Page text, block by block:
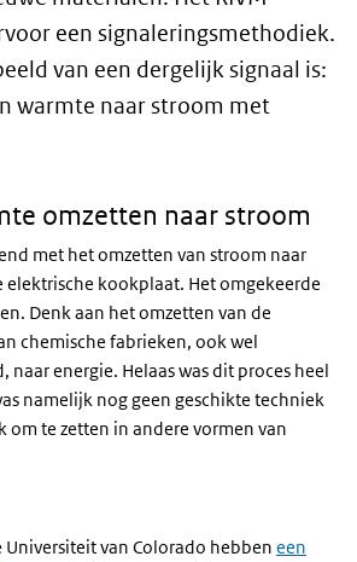
een signaleringsmethodiek.
van een dergelijk signaal is:
warmte naar stroom met
omzetten naar stroom
met het omzetten van stroom naar
elektrische kookplaat. Het omgekeerde
Denk aan het omzetten van de
chemische fabrieken, ook wel
naar energie. Helaas was dit proces heel
namelijk nog geen geschikte techniek
om te zetten in andere vormen van
Universiteit van Colorado hebben een